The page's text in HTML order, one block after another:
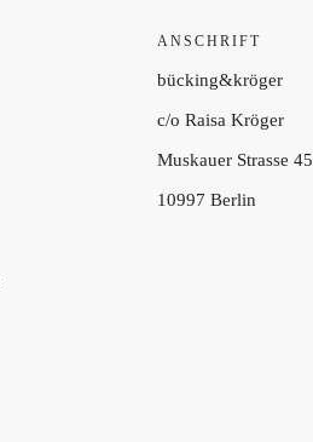
ANSCHRIFT
bücking&kröger
c/o Raisa Kröger
Muskauer Strasse 45
10997 Berlin